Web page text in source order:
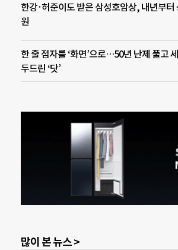
한강·허준이도 받은 삼성호암상, 내년부터
원
한 줄 점자를 ‘화면’으로…50년 난제 풀고
두드린 ‘닷’
많이 본 뉴스 >